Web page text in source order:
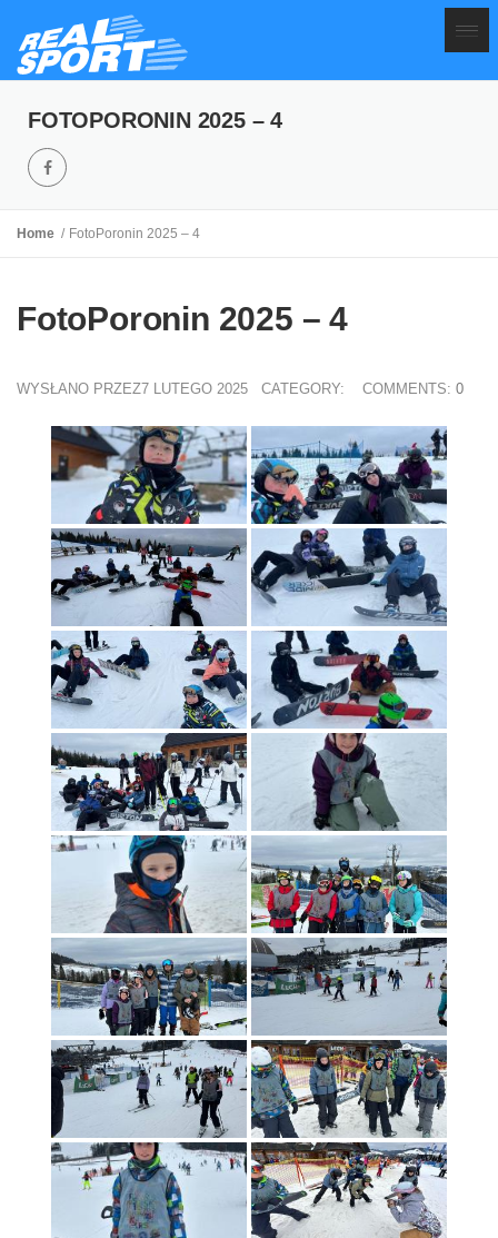
FOTOPORONIN 2025 – 4
Home FotoPoronin 2025 – 4
FotoPoronin 2025 – 4
WYSŁANO PRZEZ7 LUTEGO 2025 CATEGORY: COMMENTS: 0